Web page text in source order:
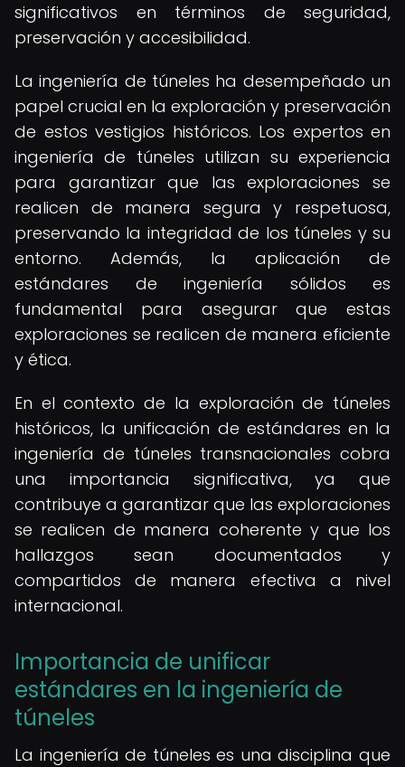
significativos en términos de seguridad,
preservación y accesibilidad.
La ingeniería de túneles ha desempeñado un
papel crucial en la exploración y preservación
de estos vestigios históricos. Los expertos en
ingeniería de túneles utilizan su experiencia
para garantizar que las exploraciones se
realicen de manera segura y respetuosa,
preservando la integridad de los túneles y su
entorno. Además, la aplicación de
estándares de ingeniería sólidos es
fundamental para asegurar que estas
exploraciones se realicen de manera eficiente
y ética.
En el contexto de la exploración de túneles
históricos, la unificación de estándares en la
ingeniería de túneles transnacionales cobra
una importancia significativa, ya que
contribuye a garantizar que las exploraciones
se realicen de manera coherente y que los
hallazgos sean documentados y
compartidos de manera efectiva a nivel
internacional.
Importancia de unificar
estándares en la ingeniería de
túneles
La ingeniería de túneles es una disciplina que